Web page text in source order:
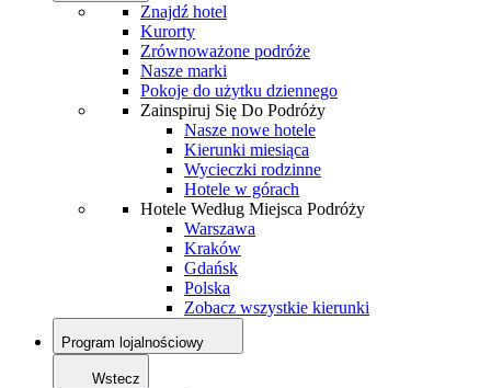
Znajdź hotel
Kurorty
Zrównoważone podróże
Nasze marki
Pokoje do użytku dziennego
Zainspiruj Się Do Podróży
Nasze nowe hotele
Kierunki miesiąca
Wycieczki rodzinne
Hotele w górach
Hotele Według Miejsca Podróży
Warszawa
Kraków
Gdańsk
Polska
Zobacz wszystkie kierunki
Program lojalnościowy
Wstecz